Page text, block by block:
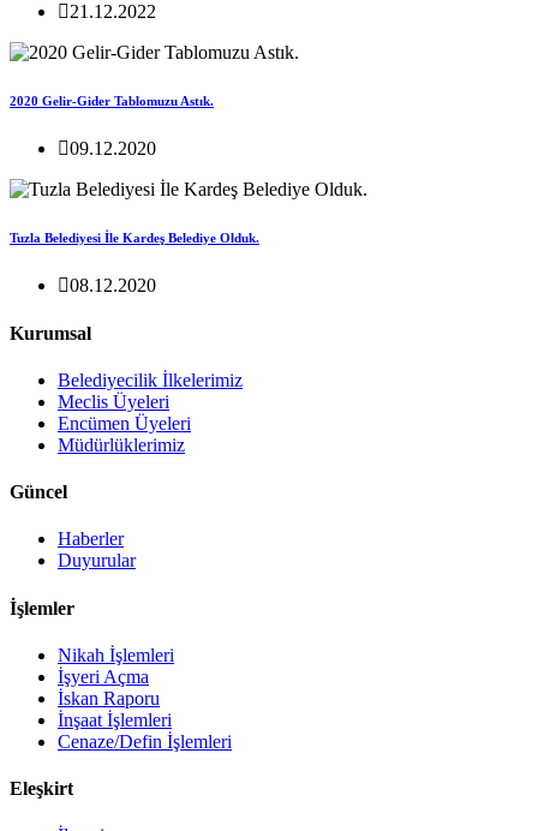
21.12.2022
2020 Gelir-Gider Tablomuzu Astık.
09.12.2020
Tuzla Belediyesi İle Kardeş Belediye Olduk.
08.12.2020
Kurumsal
Belediyecilik İlkelerimiz
Meclis Üyeleri
Encümen Üyeleri
Müdürlüklerimiz
Güncel
Haberler
Duyurular
İşlemler
Nikah İşlemleri
İşyeri Açma
İskan Raporu
İnşaat İşlemleri
Cenaze/Defin İşlemleri
Eleşkirt